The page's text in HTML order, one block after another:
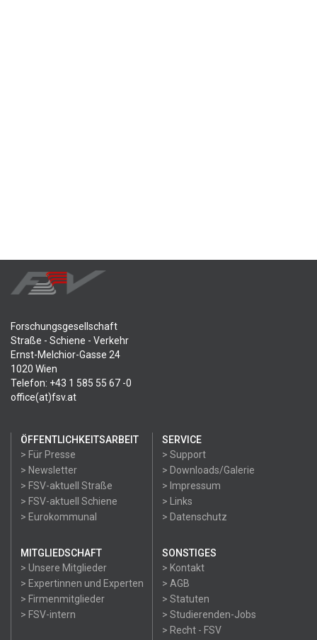
Forschungsgesellschaft
Straße - Schiene - Verkehr
Ernst-Melchior-Gasse 24
1020 Wien
Telefon: +43 1 585 55 67 -0
office(at)fsv.at
ÖFFENTLICHKEITSARBEIT
> Für Presse
> Newsletter
> FSV-aktuell Straße
> FSV-aktuell Schiene
> Eurokommunal
SERVICE
> Support
> Downloads/Galerie
> Impressum
> Links
> Datenschutz
MITGLIEDSCHAFT
> Unsere Mitglieder
> Expertinnen und Experten
> Firmenmitglieder
> FSV-intern
SONSTIGES
> Kontakt
> AGB
> Statuten
> Studierenden-Jobs
> Recht - FSV